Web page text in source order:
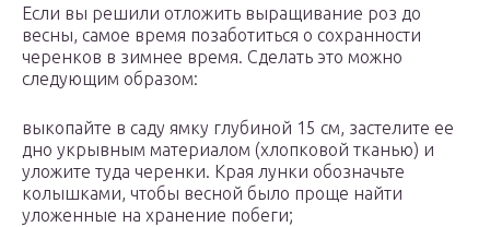
Если вы решили отложить выращивание роз до
весны, самое время позаботиться о сохранности
черенков в зимнее время. Сделать это можно
следующим образом:
выкопайте в саду ямку глубиной 15 см, застелите ее
дно укрывным материалом (хлопковой тканью) и
уложите туда черенки. Края лунки обозначьте
колышками, чтобы весной было проще найти
уложенные на хранение побеги;